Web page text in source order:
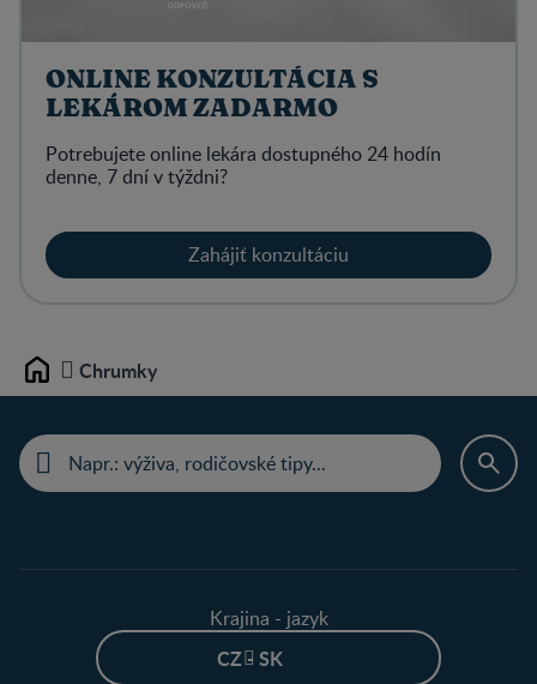
ONLINE KONZULTÁCIA S
LEKÁROM ZADARMO
Potrebujete online lekára dostupného 24 hodín
denne, 7 dní v týždni?
Zahájiť konzultáciu
Home Chrumky
Krajina - jazyk
CZ - SK